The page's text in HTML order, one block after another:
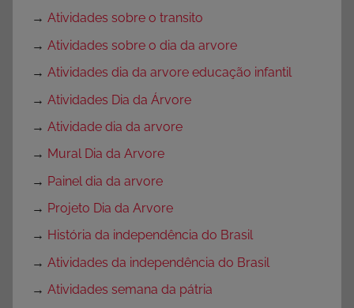
→ Atividades sobre o transito
→ Atividades sobre o dia da arvore
→ Atividades dia da arvore educação infantil
→ Atividades Dia da Árvore
→ Atividade dia da arvore
→ Mural Dia da Arvore
→ Painel dia da arvore
→ Projeto Dia da Arvore
→ História da independência do Brasil
→ Atividades da independência do Brasil
→ Atividades semana da pátria